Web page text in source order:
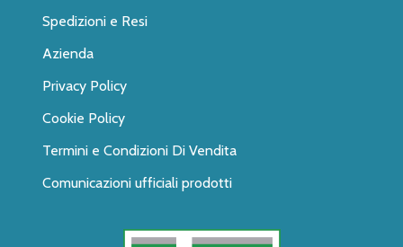
Spedizioni e Resi
Azienda
Privacy Policy
Cookie Policy
Termini e Condizioni Di Vendita
Comunicazioni ufficiali prodotti